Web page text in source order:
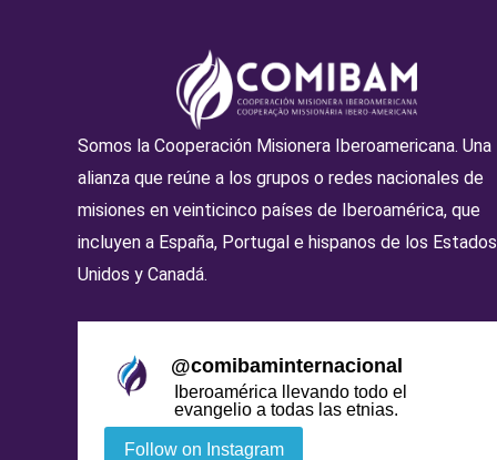
Somos la Cooperación Misionera Iberoamericana. Una
alianza que reúne a los grupos o redes nacionales de
misiones en veinticinco países de Iberoamérica, que
incluyen a España, Portugal e hispanos de los Estados
Unidos y Canadá.
@comibaminternacional
Iberoamérica llevando todo el
evangelio a todas las etnias.
Follow on Instagram